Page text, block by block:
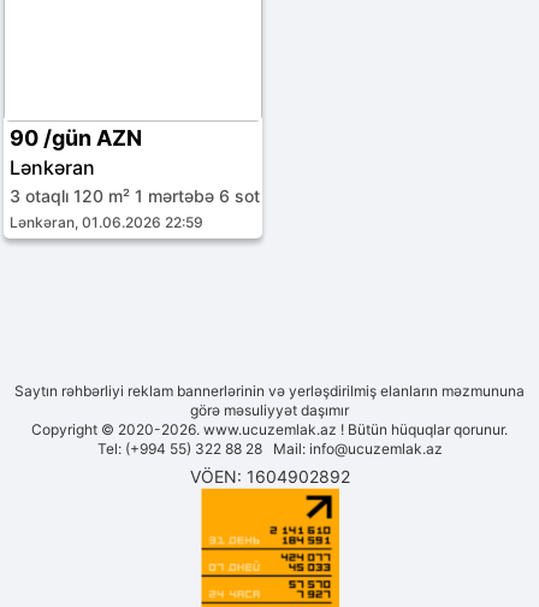
90 /gün AZN
Lənkəran
3 otaqlı 120 m² 1 mərtəbə 6 sot
Lənkəran, 01.06.2026 22:59
Saytın rəhbərliyi reklam bannerlərinin və yerləşdirilmiş elanların məzmununa
görə məsuliyyət daşımır
Copyright © 2020-2026. www.ucuzemlak.az ! Bütün hüquqlar qorunur.
Tel: (+994 55) 322 88 28 Mail: info@ucuzemlak.az
VÖEN: 1604902892